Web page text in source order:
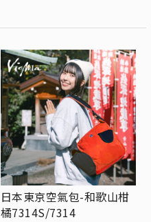
日本東京空氣包-和歌山柑
橘7314S/7314